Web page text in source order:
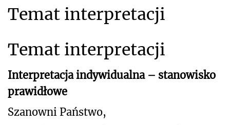
Temat interpretacji
Temat interpretacji
Interpretacja indywidualna – stanowisko
prawidłowe
Szanowni Państwo,